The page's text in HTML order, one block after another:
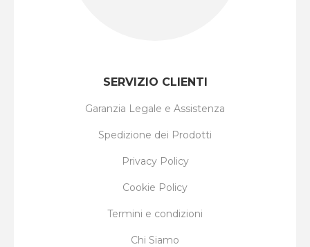
SERVIZIO CLIENTI
Garanzia Legale e Assistenza
Spedizione dei Prodotti
Privacy Policy
Cookie Policy
Termini e condizioni
Chi Siamo